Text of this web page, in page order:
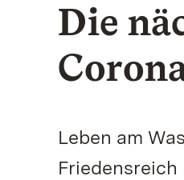
Die
Leben am